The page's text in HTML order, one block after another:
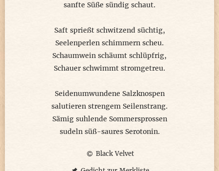
sanfte Süße sündig schaut.
Saft sprießt schwitzend süchtig,
Seelenperlen schimmern scheu.
Schaumwein schäumt schlüpfrig,
Schauer schwimmt stromgetreu.
Seidenumwundene Salzknospen
salutieren strengem Seilenstrang.
Sämig suhlende Sommersprossen
sudeln süß-saures Serotonin.
Black Velvet